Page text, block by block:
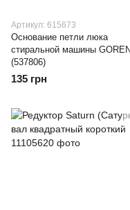
Артикул: 615673
Основание петли люка
стиральной машины
(537806)
135 грн